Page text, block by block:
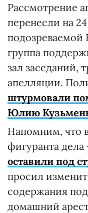
Рассмотрение
перенесли на
подозреваемой
группа
зал заседаний,
апелляции.
штурмовали
Юлию
Напомним, что
фигуранта дела
оставили под
просил
содержания
домашний